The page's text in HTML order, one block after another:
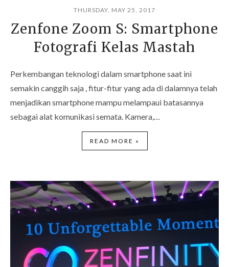
THURSDAY, MAY 25, 2017
Zenfone Zoom S: Smartphone
Fotografi Kelas Mastah
Perkembangan teknologi dalam smartphone saat ini
semakin canggih saja , fitur-fitur yang ada di dalamnya telah
menjadikan smartphone mampu melampaui batasannya
sebagai alat komunikasi semata. Kamera,…
READ MORE »